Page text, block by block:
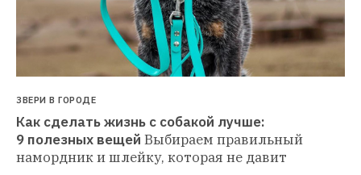
ЗВЕРИ В ГОРОДЕ
Как сделать жизнь с собакой лучше:
9 полезных вещей Выбираем правильный
намордник и шлейку, которая не давит